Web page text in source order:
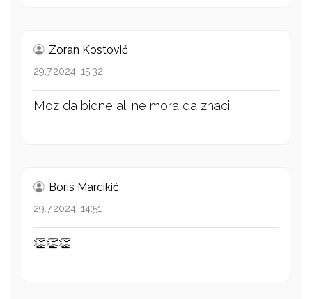
Zoran Kostović
29.7.2024. 15:32
Moz da bidne ali ne mora da znaci
Boris Marcikić
29.7.2024. 14:51
👏👏👏